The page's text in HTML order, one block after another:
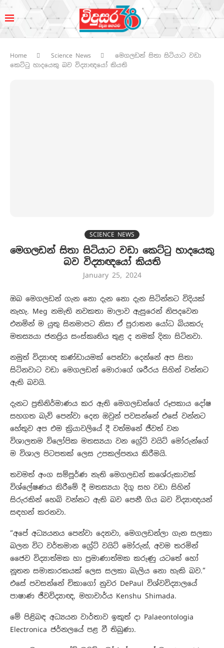
Home Science News
මෙගලඩන් සිතා සිටියාට වඩා
කෙට්ටු හාදයෙකු බව විද්‍යාඥයෝ කියති
SCIENCE NEWS
මෙගලඩන් සිතා සිටියාට වඩා කෙට්ටු හාදයෙකු
බව විද්‍යාඥයෝ කියති
January 25, 2024
ඔබ මෙගලඩන් ගැන නො දැන නො දැන සිටින්නට විදියක්
නැහැ. Meg නමැති නවකතා මාලාව ඇසුරෙන් නිපදවෙන
එනමින් ම යුතු සිනමාපට නිසා ඒ පුරාතන යෝධ බියකරු
මතස්‍යයා ජනප්‍රිය සංස්කෘතිය තුළ ද නමක් දිනා සිටිනවා.
නමුත් විද්‍යාඥ කණ්ඩායමක් පෙන්වා දෙන්නේ අප සිතා
සිටිනවාට වඩා මෙගලඩන් මොරාගේ ශරීරය සිහින් වන්නට
ඇති බවයි.
දැනට ප්‍රතිනිර්මාණය කර ඇති මෙගලඩන්ගේ රූපකාය දෝෂ
සහගත බැව් පෙන්වා දෙන ඔවුන් පවසන්නේ එසේ වන්නට
හේතුව අප එම ක්‍රියාවලියේ දී වත්මනේ ජීවත් වන
විශාලතම විලෝපික මතස්‍යයා වන ග්‍රේට් වයිට් මෝරුන්ගේ
ම විශාල පිටපතක් ලෙස උපකල්පනය කිරීමයි.
තවමත් අංග සම්පූර්ණ නැති මෙගලඩන් කශේරුකාවක්
විශ්ලේෂණය කිරීමේ දී මතස්‍යයා දිගු සහ වඩා සිහින්
සිරුරකින් හෙබි වන්නට ඇති බව පෙනී ගිය බව විද්‍යාඥයන්
සඳහන් කරනවා.
“අපේ අධ්‍යයනය පෙන්වා දෙනවා, මෙගලඩන්ලා ගැන සලකා
බලන විට වර්තමාන ග්‍රේට් වයිට් මෝරුන්, අවම තරමින්
ජෛව විද්‍යාත්මක හා ප්‍රමාණාත්මක කරුණු යටතේ හෝ
නූතන සමාකාරකයක් ලෙස සලකා බැලිය නො හැකි බව.”
එසේ පවසන්නේ චිකාගෝ නුවර DePaul විශ්වවිද්‍යාලයේ
පාෂාණ ජීවවිද්‍යාඥ, මහාචාර්ය Kenshu Shimada.
මේ පිළිබඳ අධ්‍යයන වාර්තාව ඉකුත් දා Palaeontologia
Electronica ජර්නලයේ පළ වී තිබුණා.